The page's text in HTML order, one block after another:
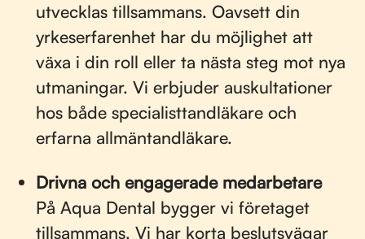
utvecklas tillsammans. Oavsett din
yrkeserfarenhet har du möjlighet att
växa i din roll eller ta nästa steg mot nya
utmaningar. Vi erbjuder auskultationer
hos både specialisttandläkare och
erfarna allmäntandläkare.
Drivna och engagerade medarbetare
På Aqua Dental bygger vi företaget
tillsammans. Vi har korta beslutsvägar